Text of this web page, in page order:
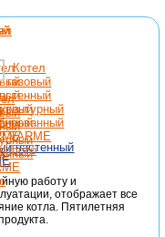
настенный
работу и
отображает все
котла. Пятилетняя